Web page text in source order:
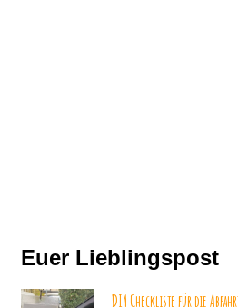
Euer Lieblingspost
DIY Checkliste für die